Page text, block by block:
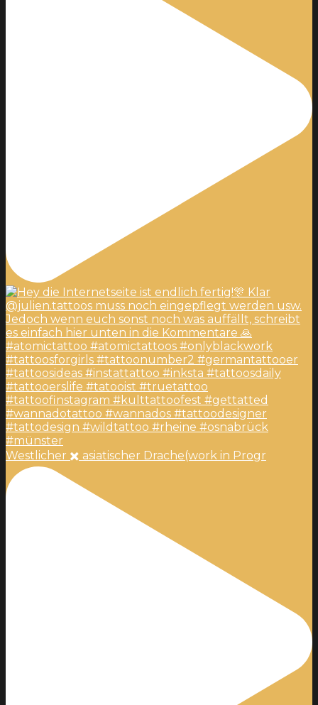
Westlicher ✖️ asiatischer Drache(work in Progr